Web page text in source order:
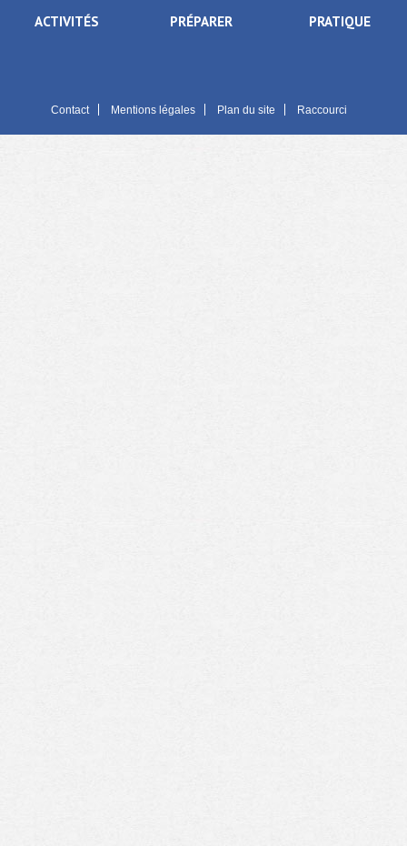
ACTIVITÉS PRÉPARER PRATIQUE
Contact Mentions légales Plan du site Raccourci